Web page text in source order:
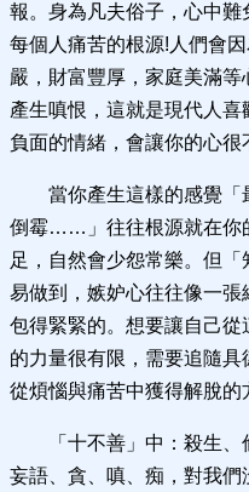
報。身為凡夫俗子，心中
每個人痛苦的根源!人們會
嚴，財富豐厚，家庭美滿
產生嗔恨，這就是現代人
負面的情緒，會讓你的心很
當你產生這樣的感覺
倒霉……」往往根源就在你
足，自然會少怨常樂。但
易做到，嫉妒心往往像一
包得緊緊的。想要讓自己
的力量很有限，需要追隨
從煩惱與痛苦中獲得解脫的
「十不善」中：殺生
妄語、貪、嗔、痴，對我